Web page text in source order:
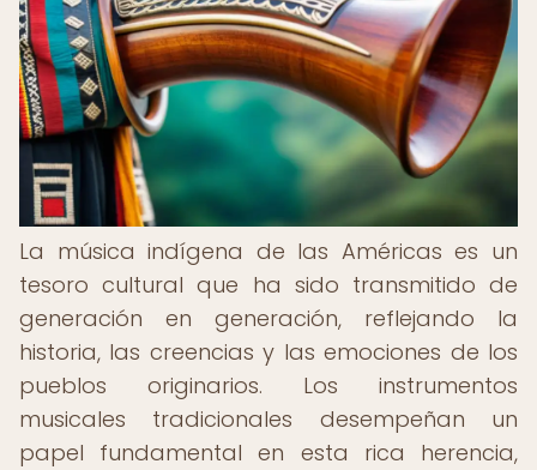
La música indígena de las Américas es un
tesoro cultural que ha sido transmitido de
generación en generación, reflejando la
historia, las creencias y las emociones de los
pueblos originarios. Los instrumentos
musicales tradicionales desempeñan un
papel fundamental en esta rica herencia,